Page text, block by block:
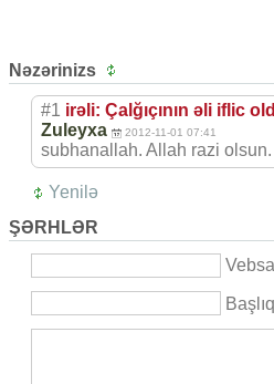
Nəzərinizs
#1 irəli: Çalğıçının əli iflic
Zuleyxa
2012-11-01 07:41
subhanallah. Allah razi olsun.
Yenilə
ŞƏRHLƏR
Başlıq